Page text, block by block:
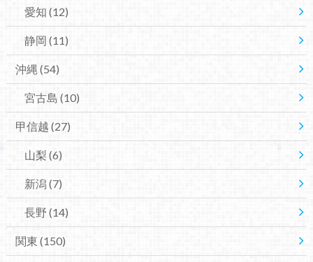
愛知 (12)
静岡 (11)
沖縄 (54)
宮古島 (10)
甲信越 (27)
山梨 (6)
新潟 (7)
長野 (14)
関東 (150)